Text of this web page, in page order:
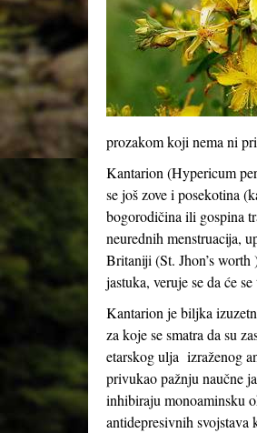
prozakom koji nema ni
Kantarion (Hypericum
se još zove i posekotina
bogorodičina ili gospina
neurednih menstruacija,
Britaniji (St. Jhon’s
jastuka, veruje se da će
Kantarion je biljka
za koje se smatra da su
etarskog ulja izraženog
privukao pažnju naučne
inhibiraju monoaminsku
antidepresivnih svojstava